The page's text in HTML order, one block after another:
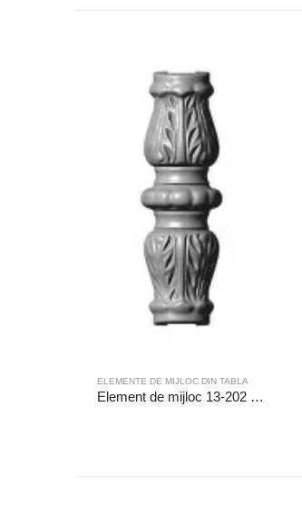
ELEMENTE DE MIJLOC DIN TABLA
Element de mijloc 13-202 Gaura (mm):Ø16.5